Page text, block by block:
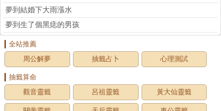
夢到結婚下大雨漲水
夢到生了個黑痣的男孩
全站推薦
周公解夢
抽籤占卜 心理測試
抽籤算命
觀音靈籤
呂祖靈籤 黃大仙靈籤